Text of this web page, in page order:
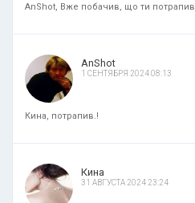
AnShot, Вже побачив, що ти потрапив
AnShot
1 СЕНТЯБРЯ 2024 08:13
Кина, потрапив.!
Кина
31 АВГУСТА 2024 23:24